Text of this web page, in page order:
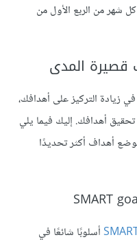
دولار خلال كل شهر من الربع الأول من
قصيرة المدى
زيادة التركيز على أهدافك،
أهدافك. إليك فيما يلي
أهداف أكثر تحديدًا
أسلوبًا شائعًا في